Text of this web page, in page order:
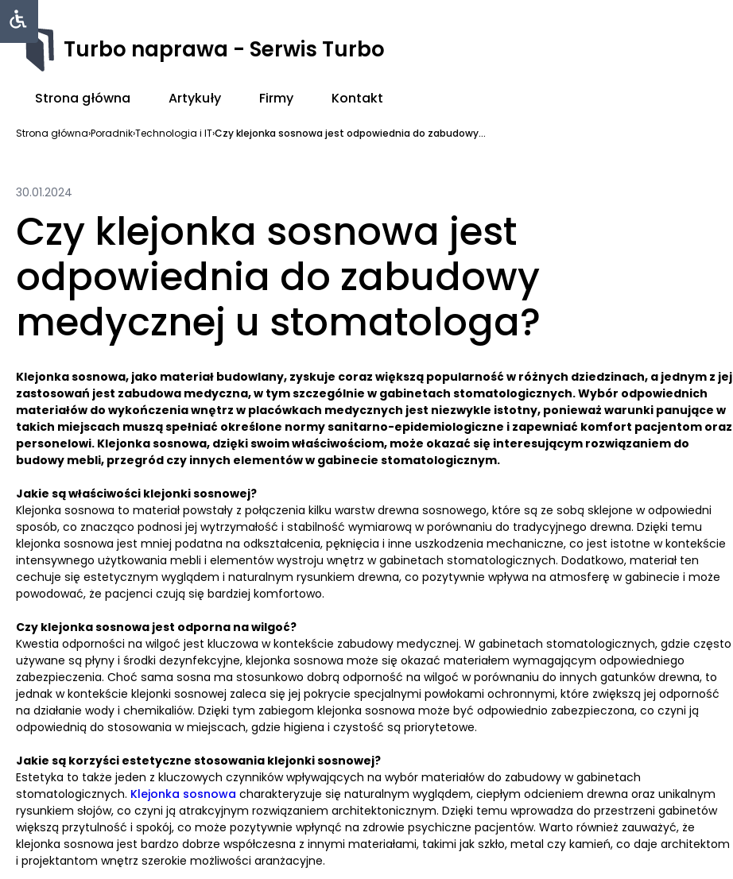
Turbo naprawa - Serwis Turbo
Strona główna Artykuły Firmy Kontakt
Strona główna›Poradnik›Technologia i IT›Czy klejonka sosnowa jest odpowiednia do zabudowy...
30.01.2024
Czy klejonka sosnowa jest
odpowiednia do zabudowy
medycznej u stomatologa?
Klejonka sosnowa, jako materiał budowlany, zyskuje coraz większą popularność w różnych dziedzinach, a jednym z jej
zastosowań jest zabudowa medyczna, w tym szczególnie w gabinetach stomatologicznych. Wybór odpowiednich
materiałów do wykończenia wnętrz w placówkach medycznych jest niezwykle istotny, ponieważ warunki panujące w
takich miejscach muszą spełniać określone normy sanitarno-epidemiologiczne i zapewniać komfort pacjentom oraz
personelowi. Klejonka sosnowa, dzięki swoim właściwościom, może okazać się interesującym rozwiązaniem do
budowy mebli, przegród czy innych elementów w gabinecie stomatologicznym.
Jakie są właściwości klejonki sosnowej?
Klejonka sosnowa to materiał powstały z połączenia kilku warstw drewna sosnowego, które są ze sobą sklejone w odpowiedni
sposób, co znacząco podnosi jej wytrzymałość i stabilność wymiarową w porównaniu do tradycyjnego drewna. Dzięki temu
klejonka sosnowa jest mniej podatna na odkształcenia, pęknięcia i inne uszkodzenia mechaniczne, co jest istotne w kontekście
intensywnego użytkowania mebli i elementów wystroju wnętrz w gabinetach stomatologicznych. Dodatkowo, materiał ten
cechuje się estetycznym wyglądem i naturalnym rysunkiem drewna, co pozytywnie wpływa na atmosferę w gabinecie i może
powodować, że pacjenci czują się bardziej komfortowo.
Czy klejonka sosnowa jest odporna na wilgoć?
Kwestia odporności na wilgoć jest kluczowa w kontekście zabudowy medycznej. W gabinetach stomatologicznych, gdzie często
używane są płyny i środki dezynfekcyjne, klejonka sosnowa może się okazać materiałem wymagającym odpowiedniego
zabezpieczenia. Choć sama sosna ma stosunkowo dobrą odporność na wilgoć w porównaniu do innych gatunków drewna, to
jednak w kontekście klejonki sosnowej zaleca się jej pokrycie specjalnymi powłokami ochronnymi, które zwiększą jej odporność
na działanie wody i chemikaliów. Dzięki tym zabiegom klejonka sosnowa może być odpowiednio zabezpieczona, co czyni ją
odpowiednią do stosowania w miejscach, gdzie higiena i czystość są priorytetowe.
Jakie są korzyści estetyczne stosowania klejonki sosnowej?
Estetyka to także jeden z kluczowych czynników wpływających na wybór materiałów do zabudowy w gabinetach
stomatologicznych. Klejonka sosnowa charakteryzuje się naturalnym wyglądem, ciepłym odcieniem drewna oraz unikalnym
rysunkiem słojów, co czyni ją atrakcyjnym rozwiązaniem architektonicznym. Dzięki temu wprowadza do przestrzeni gabinetów
większą przytulność i spokój, co może pozytywnie wpłynąć na zdrowie psychiczne pacjentów. Warto również zauważyć, że
klejonka sosnowa jest bardzo dobrze współczesna z innymi materiałami, takimi jak szkło, metal czy kamień, co daje architektom
i projektantom wnętrz szerokie możliwości aranżacyjne.